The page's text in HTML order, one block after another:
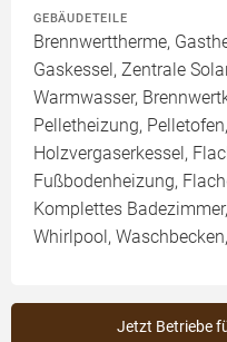
GEBÄUDETEILE
Brennwerttherme,
Gaskessel, Zentrale
Warmwasser,
Pelletheizung,
Holzvergaserkessel,
Fußbodenheizung,
Komplettes
Whirlpool,
Jetzt Betriebe